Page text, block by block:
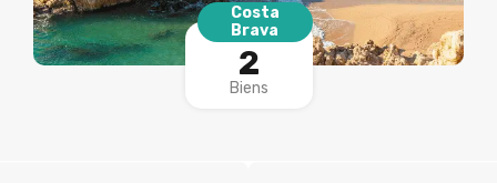
Costa
Brava
2
Biens